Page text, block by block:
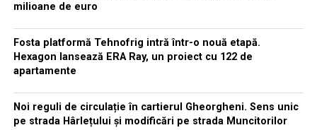
milioane de euro
Fosta platformă Tehnofrig intră într-o nouă etapă.
Hexagon lansează ERA Ray, un proiect cu 122 de
apartamente
Noi reguli de circulație în cartierul Gheorgheni. Sens unic
pe strada Hârlețului și modificări pe strada Muncitorilor